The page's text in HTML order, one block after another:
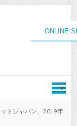
ONLINE
トジャパン、2019年